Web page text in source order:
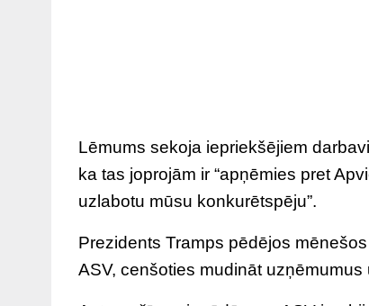
Lēmums sekoja iepriekšējiem
ka tas joprojām ir “apņēmies pret
uzlabotu mūsu konkurētspēju”.
Prezidents Tramps pēdējos
ASV, cenšoties mudināt